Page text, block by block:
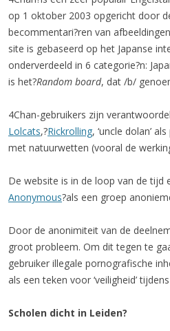
op 1 oktober 2003 opgericht door
becommentari?ren van
site is gebaseerd op het Japanse
onderverdeeld in 6 categorie?n:
is het?Random board, dat /b/
4Chan-gebruikers zijn
Lolcats,?Rickrolling, ‘uncle dolan’
met natuurwetten (vooral de
De website is in de loop van de tijd
Anonymous?als een groep
Door de anonimiteit van de
groot probleem. Om dit tegen te
gebruiker illegale pornografische
als een teken voor ‘veiligheid’
Scholen dicht in Leiden?